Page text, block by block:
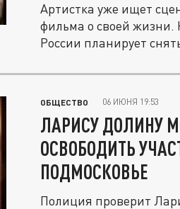
Артистка уже ищет
фильма о своей жизни.
России планирует
ОБЩЕСТВО 06 ИЮНЯ 19:53
ЛАРИСУ ДОЛИНУ
ОСВОБОДИТЬ
ПОДМОСКОВЬЕ
Полиция проверит